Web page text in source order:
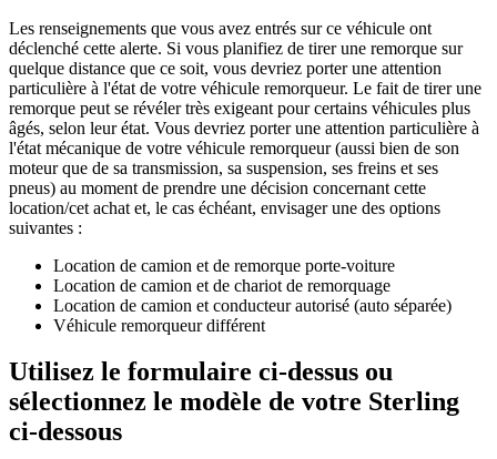
Les renseignements que vous avez entrés sur ce véhicule ont
déclenché cette alerte. Si vous planifiez de tirer une remorque sur
quelque distance que ce soit, vous devriez porter une attention
particulière à l'état de votre véhicule remorqueur. Le fait de tirer une
remorque peut se révéler très exigeant pour certains véhicules plus
âgés, selon leur état. Vous devriez porter une attention particulière à
l'état mécanique de votre véhicule remorqueur (aussi bien de son
moteur que de sa transmission, sa suspension, ses freins et ses
pneus) au moment de prendre une décision concernant cette
location/cet achat et, le cas échéant, envisager une des options
suivantes :
Location de camion et de remorque porte-voiture
Location de camion et de chariot de remorquage
Location de camion et conducteur autorisé (auto séparée)
Véhicule remorqueur différent
Utilisez le formulaire ci-dessus ou
sélectionnez le modèle de votre Sterling
ci-dessous